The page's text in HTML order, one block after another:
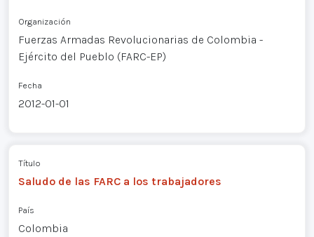
Organización
Fuerzas Armadas Revolucionarias de Colombia -
Ejército del Pueblo (FARC-EP)
Fecha
2012-01-01
Título
Saludo de las FARC a los trabajadores
País
Colombia